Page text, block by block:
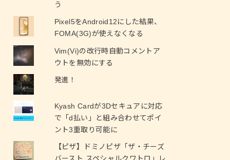
う
Pixel5をAndroid12にした結果、
FOMA(3G)が使えなくなる
Vim(Vi)の改行時自動コメントア
ウトを無効にする
発進！
Kyash Cardが3Dセキュアに対応
で「d払い」と組み合わせてポイ
ント3重取り可能に
【ピザ】ドミノピザ「ザ・チーズ